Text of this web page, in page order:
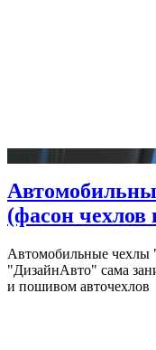
(фасон чехлов
Автомобильные
"ДизайнАвто" сама
и пошивом авточехлов